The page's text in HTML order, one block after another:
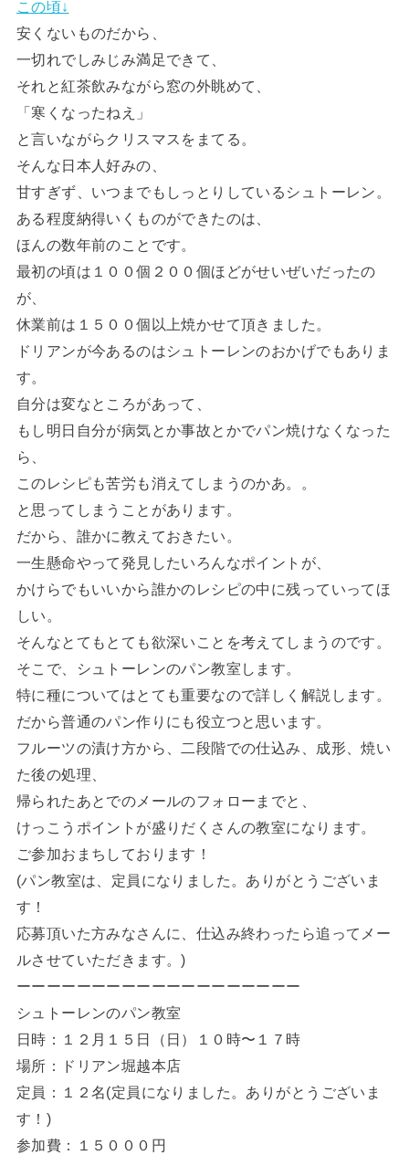
この頃↓
安くないものだから、
一切れでしみじみ満足できて、
それと紅茶飲みながら窓の外眺めて、
「寒くなったねえ」
と言いながらクリスマスをまてる。
そんな日本人好みの、
甘すぎず、いつまでもしっとりしているシュトーレン。
ある程度納得いくものができたのは、
ほんの数年前のことです。
最初の頃は１００個２００個ほどがせいぜいだったの
が、
休業前は１５００個以上焼かせて頂きました。
ドリアンが今あるのはシュトーレンのおかげでもありま
す。
自分は変なところがあって、
もし明日自分が病気とか事故とかでパン焼けなくなった
ら、
このレシピも苦労も消えてしまうのかあ。。
と思ってしまうことがあります。
だから、誰かに教えておきたい。
一生懸命やって発見したいろんなポイントが、
かけらでもいいから誰かのレシピの中に残っていってほ
しい。
そんなとてもとても欲深いことを考えてしまうのです。
そこで、シュトーレンのパン教室します。
特に種についてはとても重要なので詳しく解説します。
だから普通のパン作りにも役立つと思います。
フルーツの漬け方から、二段階での仕込み、成形、焼い
た後の処理、
帰られたあとでのメールのフォローまでと、
けっこうポイントが盛りだくさんの教室になります。
ご参加おまちしております！
(パン教室は、定員になりました。ありがとうございま
す！
応募頂いた方みなさんに、仕込み終わったら追ってメー
ルさせていただきます。)
ーーーーーーーーーーーーーーーーーーー
シュトーレンのパン教室
日時：１２月１５日（日）１０時〜１７時
場所：ドリアン堀越本店
定員：１２名(定員になりました。ありがとうございま
す！)
参加費：１５０００円